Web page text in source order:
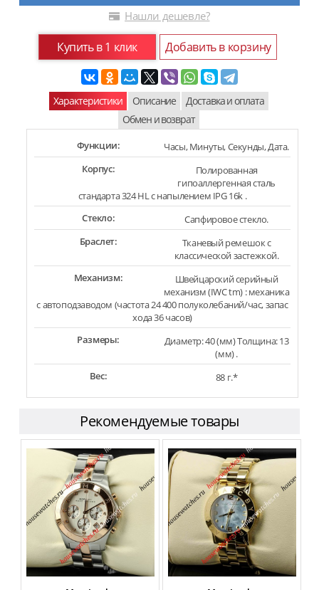
Нашли дешевле?
Купить в 1 клик Добавить в корзину
Характеристики Описание
Доставка и оплата
Обмен и возврат
Функции:
Часы, Минуты, Секунды, Дата.
Корпус:
Полированная
гипоаллергенная сталь
стандарта 324 HL с напылением IPG 16k .
Стекло:
Сапфировое стекло.
Браслет:
Тканевый ремешок с
классической застежкой.
Механизм:
Швейцарский серийный
механизм (IWC tm) : механика
с автоподзаводом (частота 24 400 полуколебаний/час, запас
хода 36 часов)
Размеры:
Диаметр: 40 (мм) Толщина: 13
(мм) .
Вес:
88 г.*
Рекомендуемые товары